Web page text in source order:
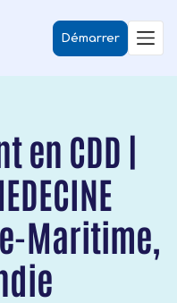
Démarrer
en CDD |
Maritime,